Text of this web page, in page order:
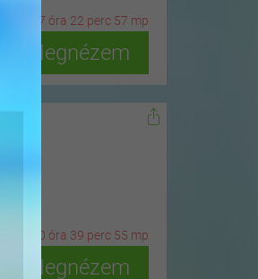
7 óra 22 perc 55 mp
Megnézem
0 óra 39 perc 53 mp
Megnézem